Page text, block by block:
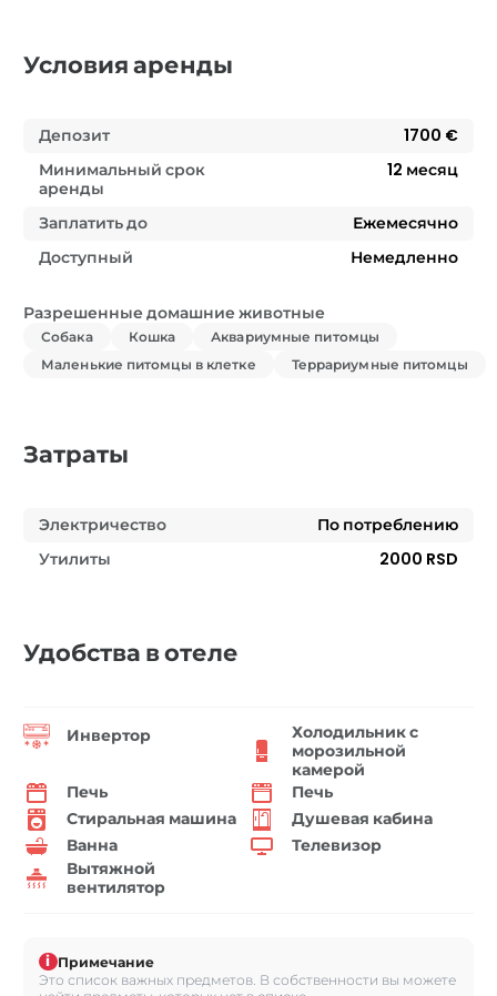
Условия аренды
Депозит
1700 €
Минимальный срок
аренды
12 месяц
Заплатить до
Ежемесячно
Доступный
Немедленно
Разрешенные домашние животные
Собака Кошка
Аквариумные питомцы
Маленькие питомцы в клетке
Террариумные питомцы
Затраты
Электричество
По потреблению
Утилиты
2000 RSD
Удобства в отеле
Инвертор
Холодильник с
морозильной
камерой
Печь
Печь
Стиральная машина
Душевая кабина
Ванна
Телевизор
Вытяжной
вентилятор
i Примечание
Это список важных предметов. В собственности вы можете